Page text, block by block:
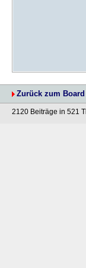
Zurück zum Board
2120 Beiträge in 521